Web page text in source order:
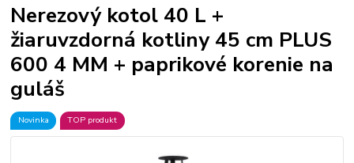
Nerezový kotol 40 L +
žiaruvzdorná kotliny 45 cm PLUS
600 4 MM + paprikové korenie na
guláš
Novinka TOP produkt